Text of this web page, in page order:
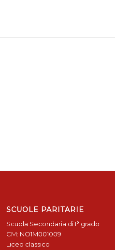
SCUOLE PARITARIE
Scuola Secondaria di I° grado
CM: NO1M001009
Liceo classico